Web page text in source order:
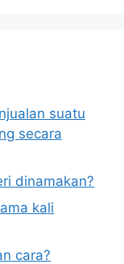
suatu
secara
dinamakan?
kali
cara?